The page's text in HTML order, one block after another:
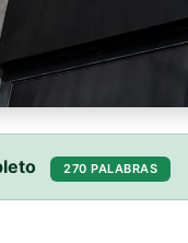
270 PALABRAS